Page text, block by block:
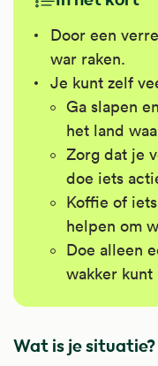
Door een
war raken.
Je kunt zelf
Ga slapen
het land
Zorg dat je
doe iets
Koffie of
helpen om
Doe alleen
wakker
Wat is je situatie?